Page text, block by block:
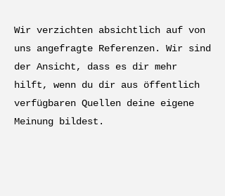
Wir verzichten absichtlich auf von
uns angefragte Referenzen. Wir sind
der Ansicht, dass es dir mehr
hilft, wenn du dir aus öffentlich
verfügbaren Quellen deine eigene
Meinung bildest.